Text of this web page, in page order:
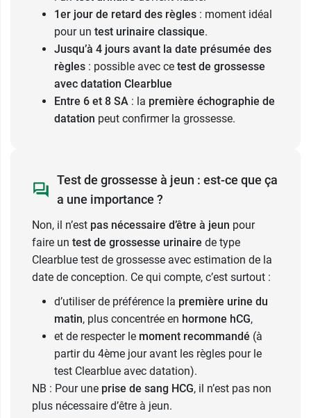
1er jour de retard des règles : moment idéal
pour un test urinaire classique.
Jusqu’à 4 jours avant la date présumée des
règles : possible avec ce test de grossesse
avec datation Clearblue
Entre 6 et 8 SA : la première échographie de
datation peut confirmer la grossesse.
Test de grossesse à jeun : est-ce que ça
a une importance ?
Non, il n’est pas nécessaire d’être à jeun pour
faire un test de grossesse urinaire de type
Clearblue test de grossesse avec estimation de la
date de conception. Ce qui compte, c’est surtout :
d’utiliser de préférence la première urine du
matin, plus concentrée en hormone hCG,
et de respecter le moment recommandé (à
partir du 4ème jour avant les règles pour le
test Clearblue avec datation).
NB : Pour une prise de sang HCG, il n’est pas non
plus nécessaire d’être à jeun.